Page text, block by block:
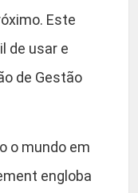
Este
de usar e
de Gestão
o mundo em
engloba